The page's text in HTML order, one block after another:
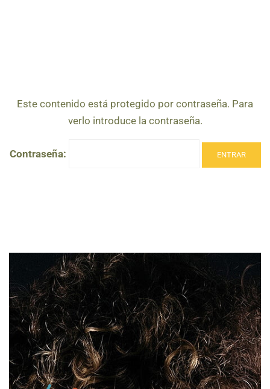
Este contenido está protegido por contraseña. Para
verlo introduce la contraseña.
Contraseña: